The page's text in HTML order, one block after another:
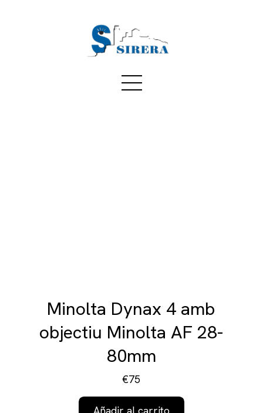
Minolta Dynax 4 amb
objectiu Minolta AF 28-
80mm
€75